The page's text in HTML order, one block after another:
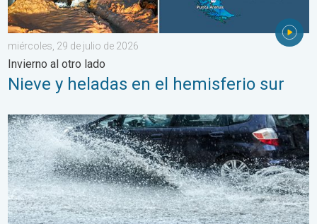
miércoles, 29 de julio de 2026
Invierno al otro lado
Nieve y heladas en el hemisferio sur
Carreteras inundadas peligrosas. Medidas de seguridad. . .